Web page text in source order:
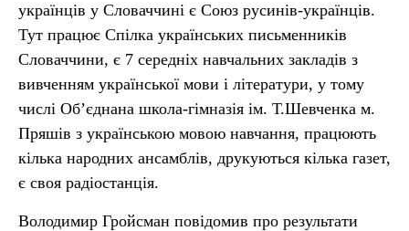
українців у Словаччині є Союз русинів-українців.
Тут працює Спілка українських письменників
Словаччини, є 7 середніх навчальних закладів з
вивченням української мови і літератури, у тому
числі Об’єднана школа-гімназія ім. Т.Шевченка м.
Пряшів з українською мовою навчання, працюють
кілька народних ансамблів, друкуються кілька газет,
є своя радіостанція.
Володимир Гройсман повідомив про результати